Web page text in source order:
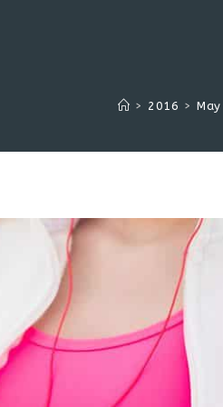
> 2016 > May